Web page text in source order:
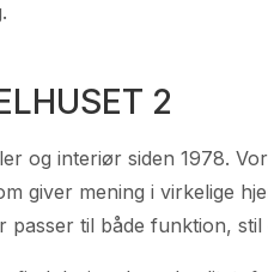
2
og interiør siden 1978.
giver mening i virkelige
til både funktion,